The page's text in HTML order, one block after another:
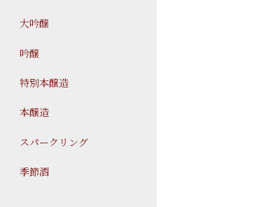
大吟醸
吟醸
特別本醸造
本醸造
スパークリング
季節酒